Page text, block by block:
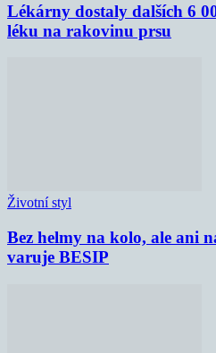
Lékárny dostaly dalších 6
léku na rakovinu prsu
Životní styl
Bez helmy na kolo, ale ani
varuje BESIP